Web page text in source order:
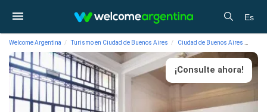
Es
Welcome Argentina Turismo en Ciudad de Buenos Aires Ciudad de Buenos Aires
¡Consulte ahora!